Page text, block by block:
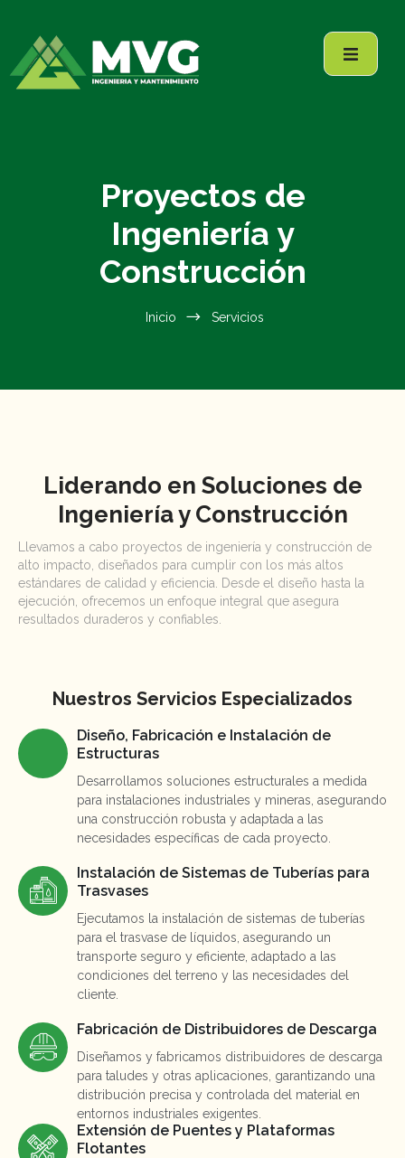
Proyectos de
Ingeniería y
Construcción
Inicio Servicios
Liderando en Soluciones de
Ingeniería y Construcción
Llevamos a cabo proyectos de ingeniería y construcción de
alto impacto, diseñados para cumplir con los más altos
estándares de calidad y eficiencia. Desde el diseño hasta la
ejecución, ofrecemos un enfoque integral que asegura
resultados duraderos y confiables.
Nuestros Servicios Especializados
Diseño, Fabricación e Instalación de
Estructuras
Desarrollamos soluciones estructurales a medida
para instalaciones industriales y mineras, asegurando
una construcción robusta y adaptada a las
necesidades específicas de cada proyecto.
Instalación de Sistemas de Tuberías para
Trasvases
Ejecutamos la instalación de sistemas de tuberías
para el trasvase de líquidos, asegurando un
transporte seguro y eficiente, adaptado a las
condiciones del terreno y las necesidades del
cliente.
Fabricación de Distribuidores de Descarga
Diseñamos y fabricamos distribuidores de descarga
para taludes y otras aplicaciones, garantizando una
distribución precisa y controlada del material en
entornos industriales exigentes.
Extensión de Puentes y Plataformas
Flotantes